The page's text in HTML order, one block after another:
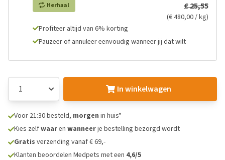
Herhaal € 25,55
(€ 480,00 / kg)
Profiteer altijd van 6% korting
Pauzeer of annuleer eenvoudig wanneer jij dat wilt
In winkelwagen
Voor 21:30 besteld, morgen in huis*
Kies zelfwaaren wanneerje bestelling bezorgd wordt
Gratis verzending vanaf € 69,-
Klanten beoordelen Medpets met een 4,6/5